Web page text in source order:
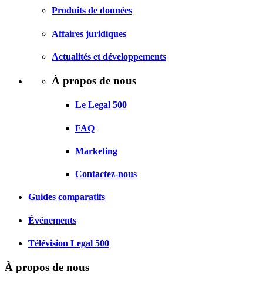
Produits de données
Affaires juridiques
Actualités et développements
À propos de nous
Le Legal 500
FAQ
Marketing
Contactez-nous
Guides comparatifs
Événements
Télévision Legal 500
À propos de nous